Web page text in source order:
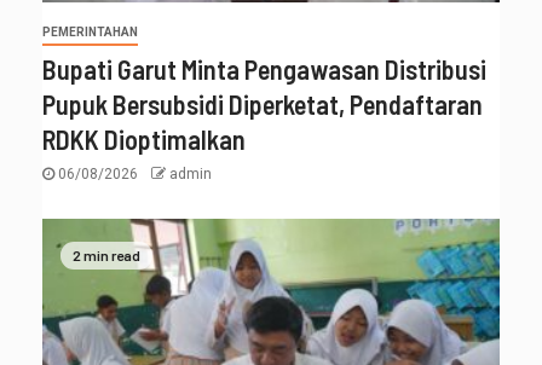
PEMERINTAHAN
Bupati Garut Minta Pengawasan Distribusi
Pupuk Bersubsidi Diperketat, Pendaftaran
RDKK Dioptimalkan
06/08/2026 admin
2 min read